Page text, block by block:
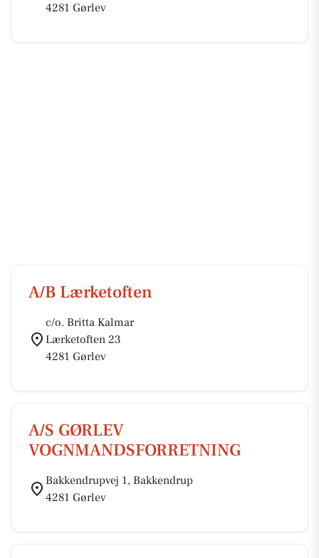
4281 Gørlev
A/B Lærketoften
c/o. Britta Kalmar
Lærketoften 23
4281 Gørlev
A/S GØRLEV
VOGNMANDSFORRETNING
Bakkendrupvej 1, Bakkendrup
4281 Gørlev